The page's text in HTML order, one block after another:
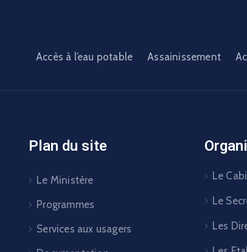
Accès à l’eau potable Assainissement
Plan du site
Le Ministère
Programmes
Services aux usagers
Le
Le
Les